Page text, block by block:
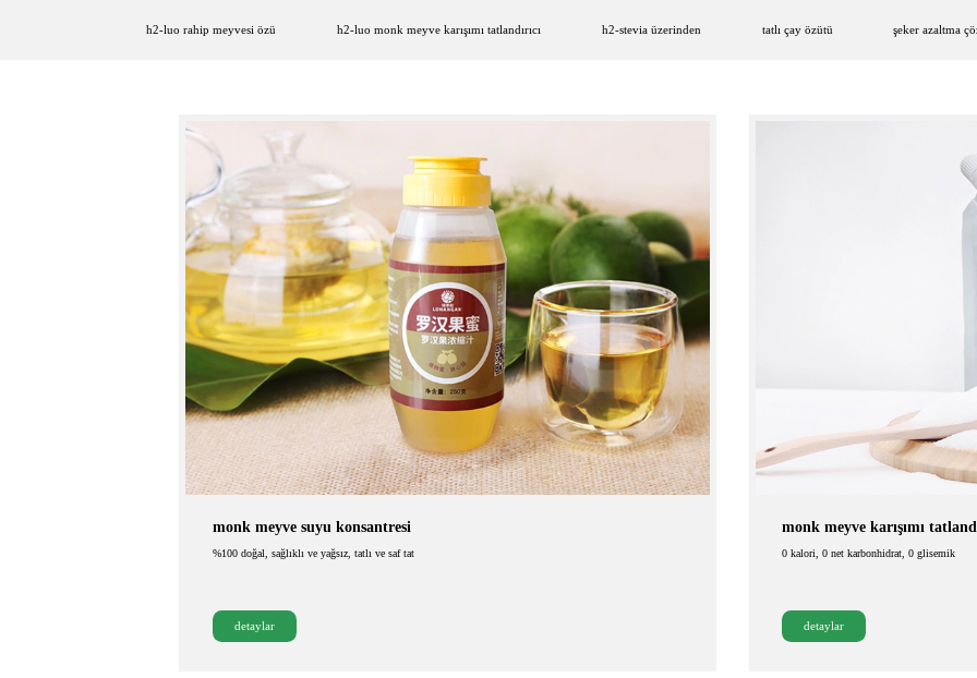
h2-luo rahip meyvesi özü h2-luo monk meyve karışımı tatlandırıcı h2-stevia üzerinden tatlı çay özütü şeker azaltma
monk meyve suyu konsantresi
%100 doğal, sağlıklı ve yağsız, tatlı ve saf tat
detaylar
monk meyve karışımı
0 kalori, 0 net karbonhidrat, 0 glisemik
detaylar